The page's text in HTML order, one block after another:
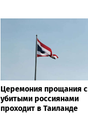
Церемония прощания с
убитыми россиянами
проходит в Таиланде